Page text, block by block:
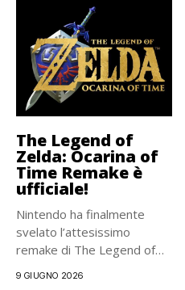
The Legend of
Zelda: Ocarina of
Time Remake è
ufficiale!
Nintendo ha finalmente
svelato l’attesissimo
remake di The Legend of
9 GIUGNO 2026